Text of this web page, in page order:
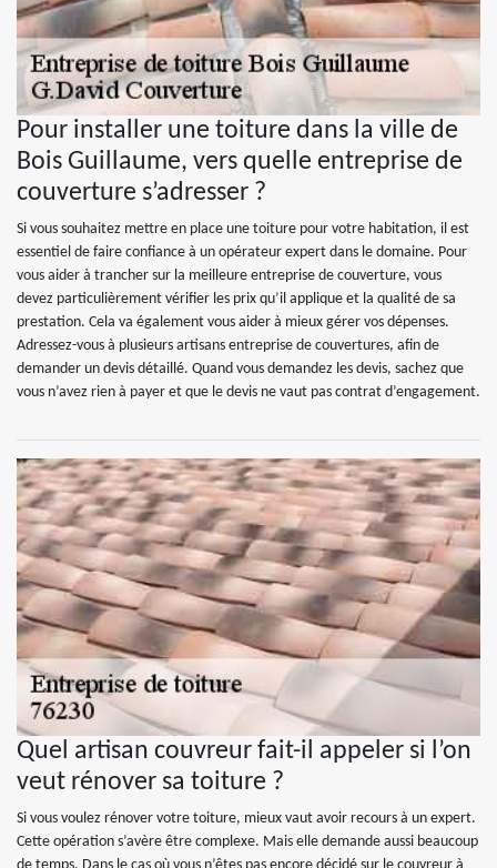
Pour installer une toiture dans la ville de
Bois Guillaume, vers quelle entreprise de
couverture s’adresser ?
Si vous souhaitez mettre en place une toiture pour votre habitation, il est
essentiel de faire confiance à un opérateur expert dans le domaine. Pour
vous aider à trancher sur la meilleure entreprise de couverture, vous
devez particulièrement vérifier les prix qu’il applique et la qualité de sa
prestation. Cela va également vous aider à mieux gérer vos dépenses.
Adressez-vous à plusieurs artisans entreprise de couvertures, afin de
demander un devis détaillé. Quand vous demandez les devis, sachez que
vous n’avez rien à payer et que le devis ne vaut pas contrat d’engagement.
Quel artisan couvreur fait-il appeler si l’on
veut rénover sa toiture ?
Si vous voulez rénover votre toiture, mieux vaut avoir recours à un expert.
Cette opération s’avère être complexe. Mais elle demande aussi beaucoup